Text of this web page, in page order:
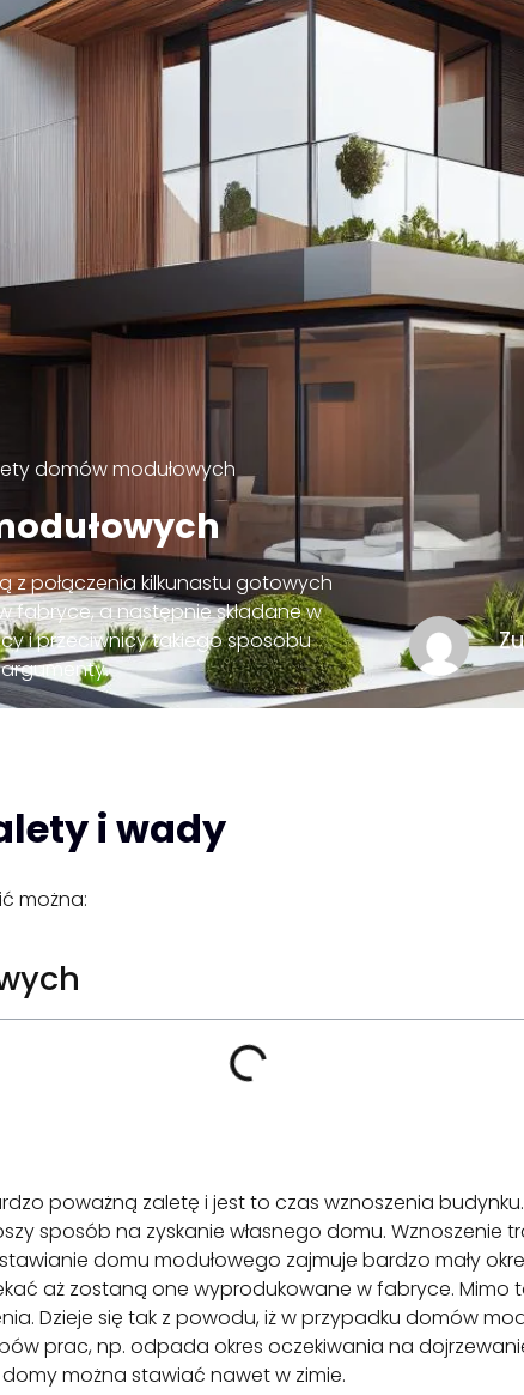
domów modułowych
z połączenia kilkunastu gotowych
fabryce, a następnie składane w
i przeciwnicy takiego sposobu
i wady
można:
poważną zaletę i jest to czas wznoszenia
sposób na zyskanie własnego domu. Wznoszenie
domu modułowego zajmuje bardzo mały
aż zostaną one wyprodukowane w fabryce. Mimo
Dzieje się tak z powodu, iż w przypadku domów
prac, np. odpada okres oczekiwania na
można stawiać nawet w zimie.